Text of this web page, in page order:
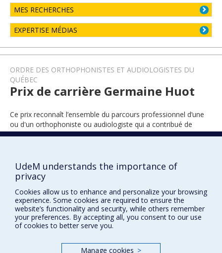
MES RECHERCHES
EXPERTISE MÉDIAS
ORDRE DES ORTHOPHONISTES ET AUDIOLOGISTES DU
QUÉBEC
Prix de carrière Germaine Huot
Ce prix reconnaît l’ensemble du parcours professionnel d’une
ou d'un orthophoniste ou audiologiste qui a contribué de
façon significative à l’avancement de la profession.
UdeM understands the importance of
privacy
Cookies allow us to enhance and personalize your browsing
experience. Some cookies are required to ensure the
website’s functionality and security, while others remember
your preferences. By accepting all, you consent to our use
of cookies to better serve you.
Manage cookies >